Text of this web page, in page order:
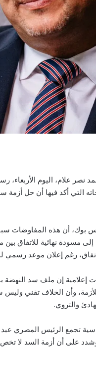
نصر علام، اليوم الأربعاء،
التي أكد فيها أن حل أزمة
بوك، أن هذه المفاوضات
مسودة نهائية للاتفاق
رغم إعلان موعد رسمي
إن ملف سد النهضة
وأن الخلاف تقني وليس
والتروي.
تجمع الرئيس المصري عبد
على أن أزمة السد لا